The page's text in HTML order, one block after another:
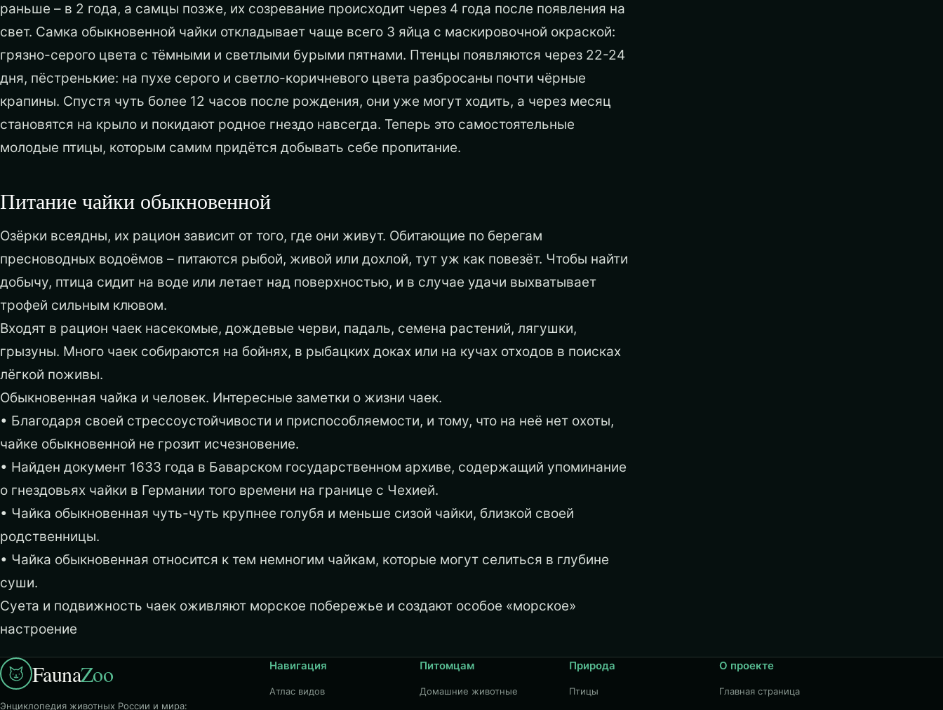
раньше – в 2 года, а самцы позже, их созревание происходит через 4 года после появления на
свет. Самка обыкновенной чайки откладывает чаще всего 3 яйца с маскировочной окраской:
грязно-серого цвета с тёмными и светлыми бурыми пятнами. Птенцы появляются через 22-24
дня, пёстренькие: на пухе серого и светло-коричневого цвета разбросаны почти чёрные
крапины. Спустя чуть более 12 часов после рождения, они уже могут ходить, а через месяц
становятся на крыло и покидают родное гнездо навсегда. Теперь это самостоятельные
молодые птицы, которым самим придётся добывать себе пропитание.
Питание чайки обыкновенной
Озёрки всеядны, их рацион зависит от того, где они живут. Обитающие по берегам
пресноводных водоёмов – питаются рыбой, живой или дохлой, тут уж как повезёт. Чтобы найти
добычу, птица сидит на воде или летает над поверхностью, и в случае удачи выхватывает
трофей сильным клювом.
Входят в рацион чаек насекомые, дождевые черви, падаль, семена растений, лягушки,
грызуны. Много чаек собираются на бойнях, в рыбацких доках или на кучах отходов в поисках
лёгкой поживы.
Обыкновенная чайка и человек. Интересные заметки о жизни чаек.
• Благодаря своей стрессоустойчивости и приспособляемости, и тому, что на неё нет охоты,
чайке обыкновенной не грозит исчезновение.
• Найден документ 1633 года в Баварском государственном архиве, содержащий упоминание
о гнездовьях чайки в Германии того времени на границе с Чехией.
• Чайка обыкновенная чуть-чуть крупнее голубя и меньше сизой чайки, близкой своей
родственницы.
• Чайка обыкновенная относится к тем немногим чайкам, которые могут селиться в глубине
суши.
Суета и подвижность чаек оживляют морское побережье и создают особое «морское»
настроение
FaunaZoo
Энциклопедия животных России и мира:
Навигация
Атлас видов
Питомцам
Домашние животные
Природа
Птицы
О проекте
Главная страница